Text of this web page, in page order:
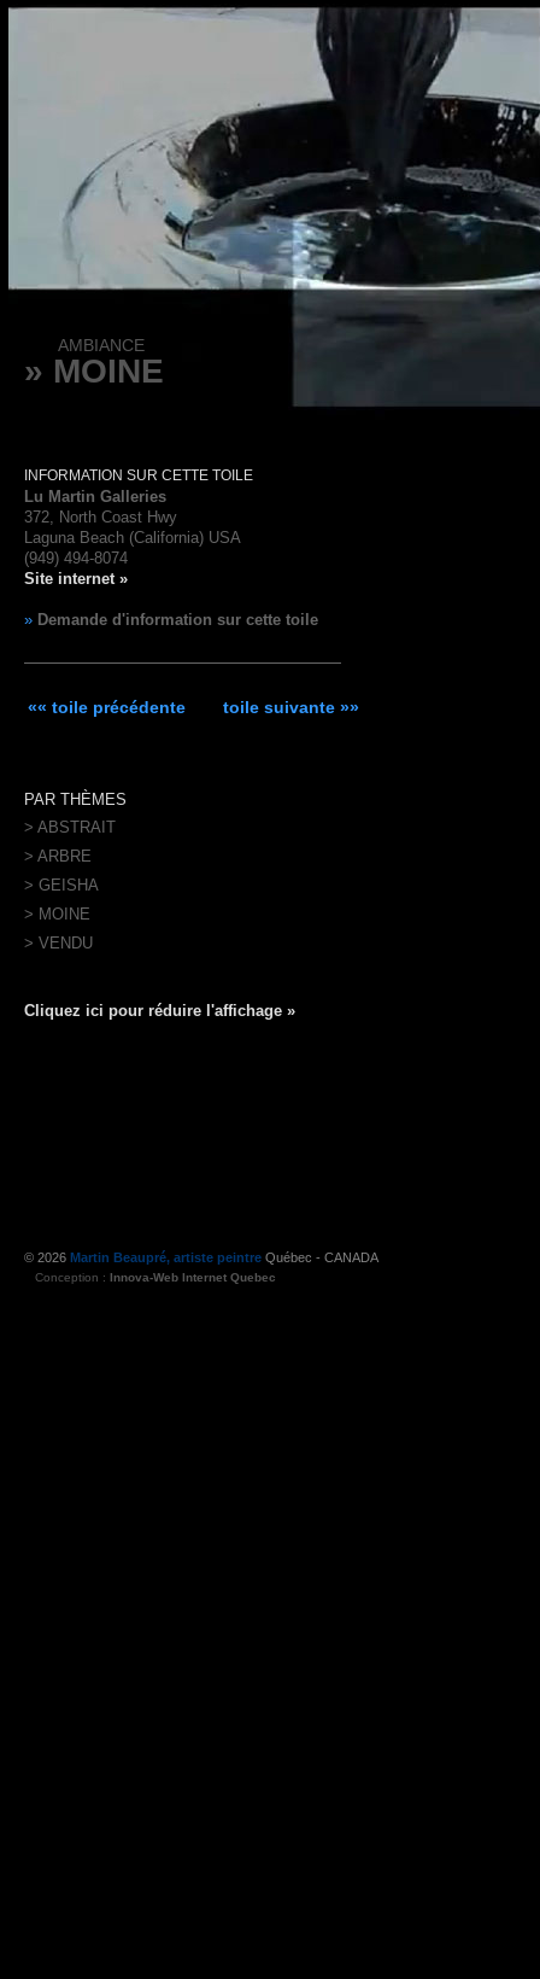
AMBIANCE
» MOINE
INFORMATION SUR CETTE TOILE
Lu Martin Galleries
372, North Coast Hwy
Laguna Beach (California) USA
(949) 494-8074
Site internet »
» Demande d'information sur cette toile
«« toile précédente toile suivante »»
PAR THÈMES
> ABSTRAIT
> ARBRE
> GEISHA
> MOINE
> VENDU
Cliquez ici pour réduire l'affichage »
© 2026 Martin Beaupré, artiste peintre Québec - CANADA
Conception : Innova-Web Internet Quebec